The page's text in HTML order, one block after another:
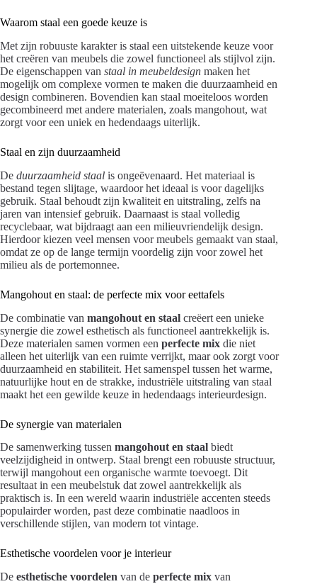
Waarom staal een goede keuze is
Met zijn robuuste karakter is staal een uitstekende keuze voor
het creëren van meubels die zowel functioneel als stijlvol zijn.
De eigenschappen van staal in meubeldesign maken het
mogelijk om complexe vormen te maken die duurzaamheid en
design combineren. Bovendien kan staal moeiteloos worden
gecombineerd met andere materialen, zoals mangohout, wat
zorgt voor een uniek en hedendaags uiterlijk.
Staal en zijn duurzaamheid
De duurzaamheid staal is ongeëvenaard. Het materiaal is
bestand tegen slijtage, waardoor het ideaal is voor dagelijks
gebruik. Staal behoudt zijn kwaliteit en uitstraling, zelfs na
jaren van intensief gebruik. Daarnaast is staal volledig
recyclebaar, wat bijdraagt aan een milieuvriendelijk design.
Hierdoor kiezen veel mensen voor meubels gemaakt van staal,
omdat ze op de lange termijn voordelig zijn voor zowel het
milieu als de portemonnee.
Mangohout en staal: de perfecte mix voor eettafels
De combinatie van mangohout en staal creëert een unieke
synergie die zowel esthetisch als functioneel aantrekkelijk is.
Deze materialen samen vormen een perfecte mix die niet
alleen het uiterlijk van een ruimte verrijkt, maar ook zorgt voor
duurzaamheid en stabiliteit. Het samenspel tussen het warme,
natuurlijke hout en de strakke, industriële uitstraling van staal
maakt het een gewilde keuze in hedendaags interieurdesign.
De synergie van materialen
De samenwerking tussen mangohout en staal biedt
veelzijdigheid in ontwerp. Staal brengt een robuuste structuur,
terwijl mangohout een organische warmte toevoegt. Dit
resultaat in een meubelstuk dat zowel aantrekkelijk als
praktisch is. In een wereld waarin industriële accenten steeds
populairder worden, past deze combinatie naadloos in
verschillende stijlen, van modern tot vintage.
Esthetische voordelen voor je interieur
De esthetische voordelen van de perfecte mix van